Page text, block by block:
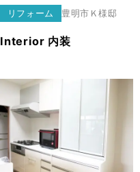
リフォーム 豊明市 Ｋ様邸
Interior 内装